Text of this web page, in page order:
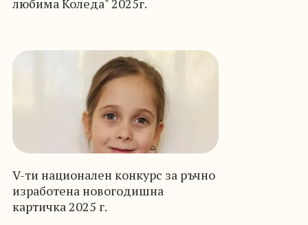
любима Коледа" 2025г.
V-ти национален конкурс за ръчно
изработена новогодишна
картичка 2025 г.